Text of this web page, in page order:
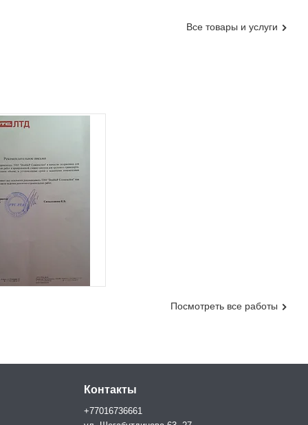
Все товары и услуги
Посмотреть все работы
Контакты
+77016736661